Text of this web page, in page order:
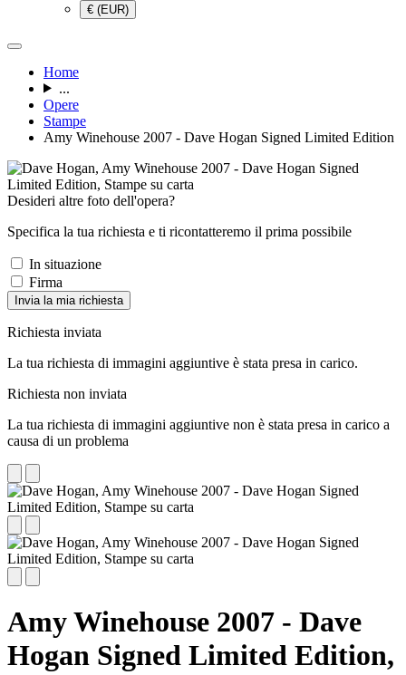
€ (EUR)
Home
...
Opere
Stampe
Amy Winehouse 2007 - Dave Hogan Signed Limited Edition
Desideri altre foto dell'opera?
Specifica la tua richiesta e ti ricontatteremo il prima possibile
In situazione
Firma
Invia la mia richiesta
Richiesta inviata
La tua richiesta di immagini aggiuntive è stata presa in carico.
Richiesta non inviata
La tua richiesta di immagini aggiuntive non è stata presa in carico a
causa di un problema
Amy Winehouse 2007 - Dave
Hogan Signed Limited Edition,